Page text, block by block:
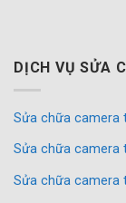
DỊCH VỤ SỬA
Sửa chữa camera
Sửa chữa camera
Sửa chữa camera